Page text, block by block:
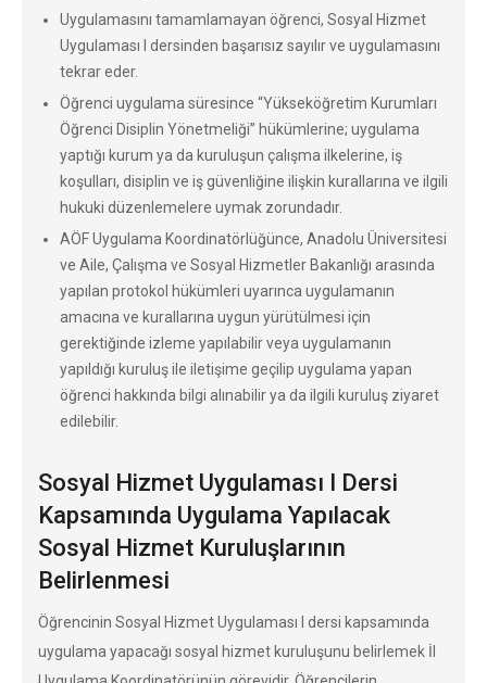
Uygulamasını tamamlamayan öğrenci, Sosyal Hizmet
Uygulaması I dersinden başarısız sayılır ve uygulamasını
tekrar eder.
Öğrenci uygulama süresince “Yükseköğretim Kurumları
Öğrenci Disiplin Yönetmeliği” hükümlerine; uygulama
yaptığı kurum ya da kuruluşun çalışma ilkelerine, iş
koşulları, disiplin ve iş güvenliğine ilişkin kurallarına ve ilgili
hukuki düzenlemelere uymak zorundadır.
AÖF Uygulama Koordinatörlüğünce, Anadolu Üniversitesi
ve Aile, Çalışma ve Sosyal Hizmetler Bakanlığı arasında
yapılan protokol hükümleri uyarınca uygulamanın
amacına ve kurallarına uygun yürütülmesi için
gerektiğinde izleme yapılabilir veya uygulamanın
yapıldığı kuruluş ile iletişime geçilip uygulama yapan
öğrenci hakkında bilgi alınabilir ya da ilgili kuruluş ziyaret
edilebilir.
Sosyal Hizmet Uygulaması I Dersi
Kapsamında Uygulama Yapılacak
Sosyal Hizmet Kuruluşlarının
Belirlenmesi
Öğrencinin Sosyal Hizmet Uygulaması I dersi kapsamında
uygulama yapacağı sosyal hizmet kuruluşunu belirlemek İl